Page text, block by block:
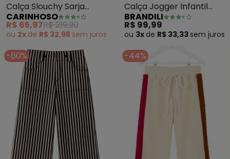
Calça Slouchy Sarja
Menina (Off White)
CARINHOSO
R$ 65,97R$ 219,90
ou 2x de R$ 32,98 sem juros
Calça Jogger Infantil
Menina (Bege)
BRANDILI
R$ 99,99
ou 3x de R$ 33,33 sem juros
-60% -44%